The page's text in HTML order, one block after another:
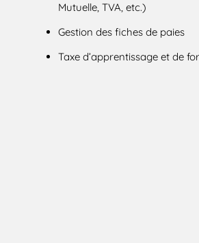
Mutuelle, TVA, etc.)
Gestion des fiches de paies
Taxe d’apprentissage et de